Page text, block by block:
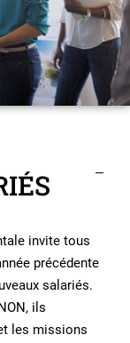
invite tous
précédente
salariés.
ils
les missions